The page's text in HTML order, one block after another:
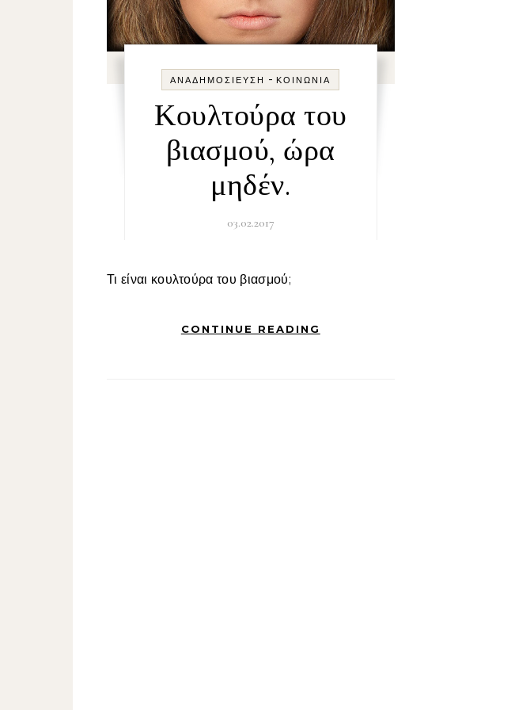
ΑΝΑΔΗΜΟΣΊΕΥΣΗ - ΚΟΙΝΩΝΊΑ
Κουλτούρα του
βιασμού, ώρα
μηδέν.
03.02.2017
Τι είναι κουλτούρα του βιασμού;
CONTINUE READING